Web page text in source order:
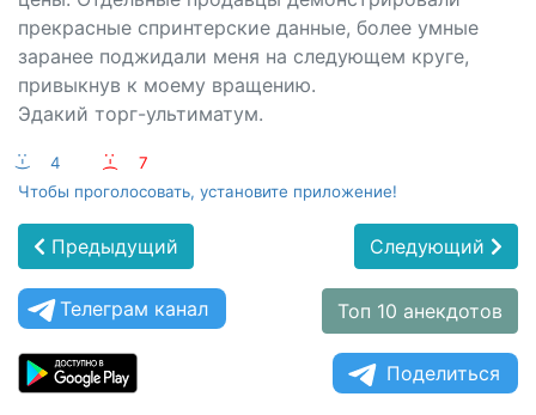
прекрасные спринтерские данные, более умные
заранее поджидали меня на следующем круге,
привыкнув к моему вращению.
Эдакий торг-ультиматум.
:-) 4 :-(
7
Чтобы проголосовать, установите приложение!
Предыдущий Следующий
Телеграм канал Топ 10 анекдотов
Поделиться